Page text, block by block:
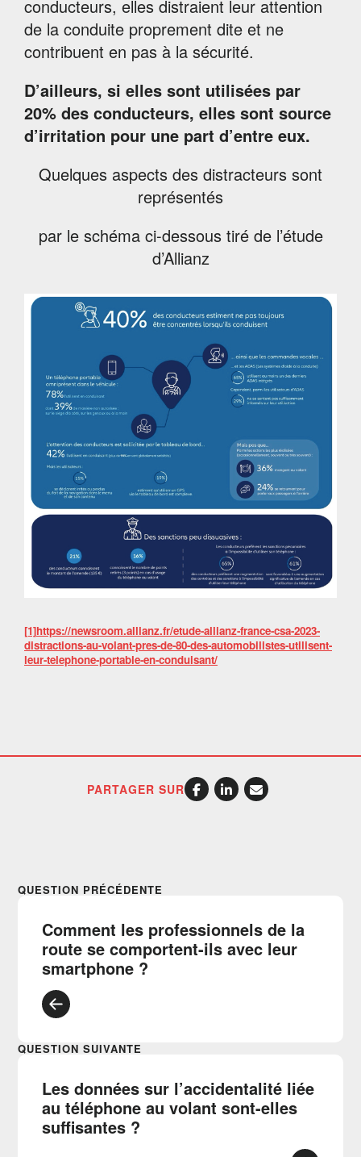
conducteurs, elles distraient leur attention
de la conduite proprement dite et ne
contribuent en pas à la sécurité.
D’ailleurs, si elles sont utilisées par
20% des conducteurs, elles sont source
d’irritation pour une part d’entre eux.
Quelques aspects des distracteurs sont
représentés
par le schéma ci-dessous tiré de l’étude
d’Allianz
[1]https://newsroom.allianz.fr/etude-allianz-france-csa-2023-
distractions-au-volant-pres-de-80-des-automobilistes-utilisent-
leur-telephone-portable-en-conduisant/
PARTAGER SUR
QUESTION PRÉCÉDENTE
Comment les professionnels de la
route se comportent-ils avec leur
smartphone ?
QUESTION SUIVANTE
Les données sur l’accidentalité liée
au téléphone au volant sont-elles
suffisantes ?